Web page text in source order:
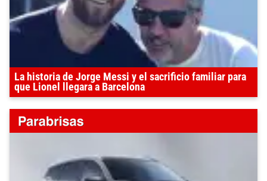
La historia de Jorge Messi y el sacrificio familiar para
que Lionel llegara a Barcelona